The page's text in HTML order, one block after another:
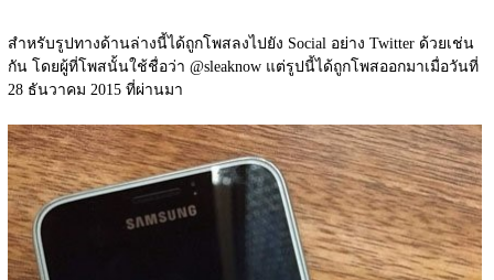
สำหรับรูปทางด้านล่างนี้ได้ถูกโพสลงไปยัง Social อย่าง Twitter ด้วยเช่น
กัน โดยผู้ที่โพสนั้นใช้ชื่อว่า @sleaknow แต่รูปนี้ได้ถูกโพสออกมาเมื่อวันที่
28 ธันวาคม 2015 ที่ผ่านมา